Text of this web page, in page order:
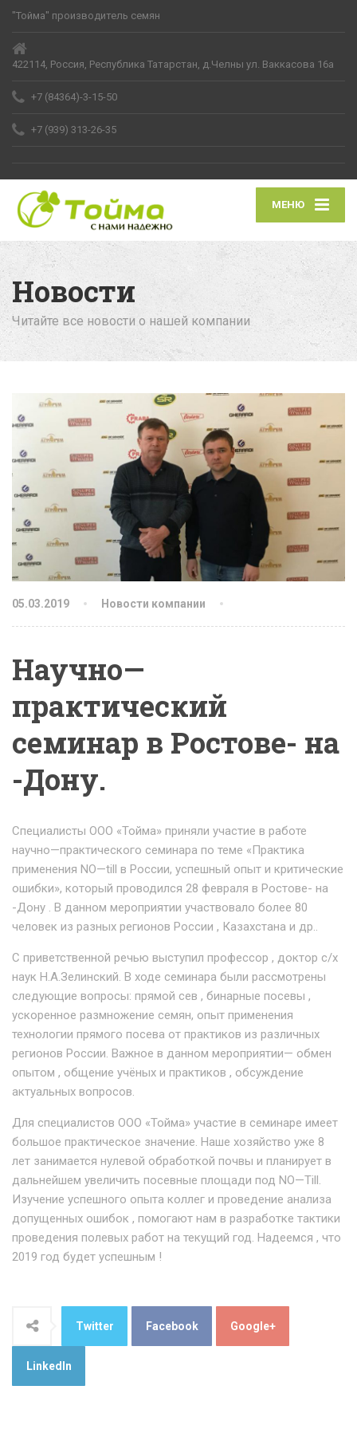
"Тойма" производитель семян
422114, Россия, Республика Татарстан, д.Челны ул. Ваккасова 16а
+7 (84364)-3-15-50
+7 (939) 313-26-35
МЕНЮ
Новости
Читайте все новости о нашей компании
05.03.2019 Новости компании
Научно—
практический
семинар в Ростове- на
-Дону.
Специалисты ООО «Тойма» приняли участие в работе
научно—практического семинара по теме «Практика
применения NO—till в России, успешный опыт и критические
ошибки», который проводился 28 февраля в Ростове- на
-Дону . В данном мероприятии участвовало более 80
человек из разных регионов России , Казахстана и др..
С приветственной речью выступил профессор , доктор с/х
наук Н.А.Зелинский. В ходе семинара были рассмотрены
следующие вопросы: прямой сев , бинарные посевы ,
ускоренное размножение семян, опыт применения
технологии прямого посева от практиков из различных
регионов России. Важное в данном мероприятии— обмен
опытом , общение учёных и практиков , обсуждение
актуальных вопросов.
Для специалистов ООО «Тойма» участие в семинаре имеет
большое практическое значение. Наше хозяйство уже 8
лет занимается нулевой обработкой почвы и планирует в
дальнейшем увеличить посевные площади под NO—Till.
Изучение успешного опыта коллег и проведение анализа
допущенных ошибок , помогают нам в разработке тактики
проведения полевых работ на текущий год. Надеемся , что
2019 год будет успешным !
Twitter Facebook Google+
LinkedIn